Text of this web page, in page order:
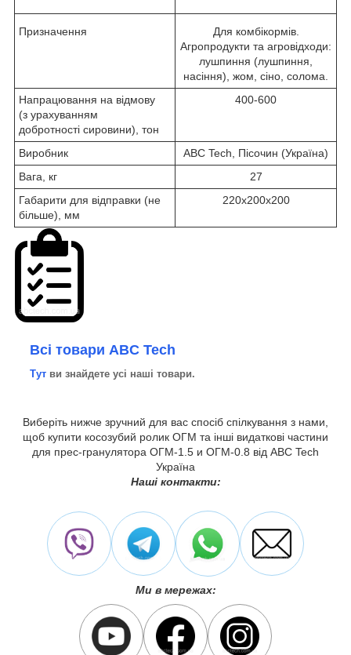
Призначення
Для комбікормів.
Агропродукти та агровідходи:
лушпиння (лушпиння,
насіння), жом, сіно, солома.
Напрацювання на відмову
(з урахуванням
добротності сировини), тон
400-600
Виробник
ABC Tech, Пісочин (Україна)
Вага, кг
27
Габарити для відправки (не
більше), мм
220х200х200
Всі товари ABC Tech
Тут ви знайдете усі наші товари.
Виберіть нижче зручний для вас спосіб спілкування з нами,
щоб купити косозубий ролик ОГМ та інші видаткові частини
для прес-гранулятора ОГМ-1.5 и ОГМ-0.8 від ABC Tech
Україна
Наші контакти:
Ми в мережах: